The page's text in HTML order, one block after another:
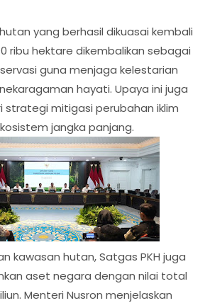
yang berhasil dikuasai kembali
ribu hektare dikembalikan sebagai
guna menjaga kelestarian
hayati. Upaya ini juga
strategi mitigasi perubahan iklim
jangka panjang.
kawasan hutan, Satgas PKH juga
aset negara dengan nilai total
Menteri Nusron menjelaskan